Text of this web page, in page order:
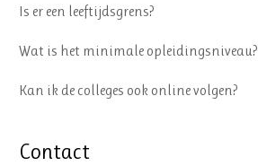
Is er een leeftijdsgrens?
Wat is het minimale opleidingsniveau?
Kan ik de colleges ook online volgen?
Contact